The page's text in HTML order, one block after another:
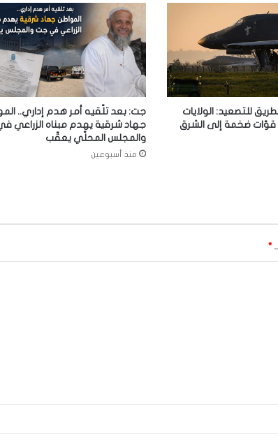
للتصعيد: الولايات
قوّات ضخمة إلى الشرق
جت: بعد تلّقيه أمر هدم إداري..
جهاد شرقية يهدم مبناه الزراعي
والمجلس المحلّي يعقّب
منذ أسبوعين
*